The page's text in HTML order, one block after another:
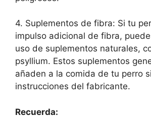
4. Suplementos de fibra: Si tu
impulso adicional de fibra,
uso de suplementos naturales,
psyllium. Estos suplementos
añaden a la comida de tu perro
instrucciones del fabricante.
Recuerda: